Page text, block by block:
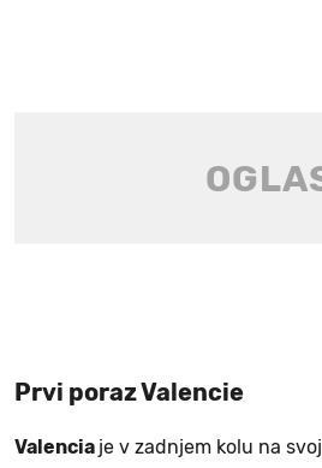
Prvi poraz Valencie
Valencia je v zadnjem kolu na